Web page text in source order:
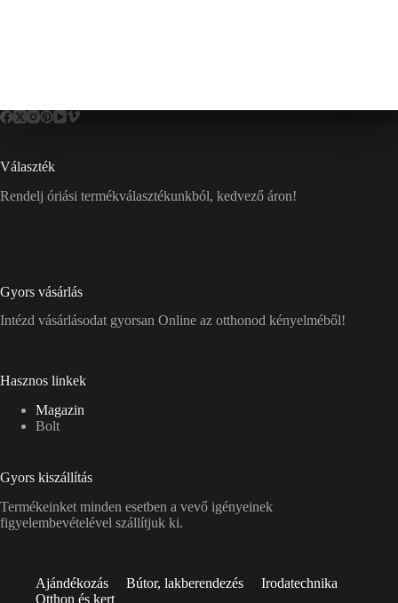
Választék
Rendelj óriási termékválasztékunkból, kedvező áron!
Gyors vásárlás
Intézd vásárlásodat gyorsan Online az otthonod kényelméből!
Hasznos linkek
Magazin
Bolt
Gyors kiszállítás
Termékeinket minden esetben a vevő igényeinek
figyelembevételével szállítjuk ki.
Ajándékozás Bútor, lakberendezés
Irodatechnika
Otthon és kert